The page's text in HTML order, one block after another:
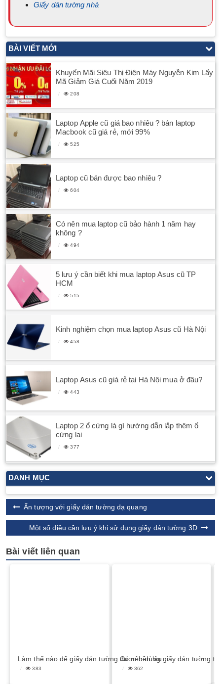
Giấy dán tường nhà
BÀI VIẾT MỚI
Khuyến Mãi Siêu Thị Điện Máy Nguyễn Kim Lấy
Mã Giảm Giá Cuối Năm 2019
208
Laptop Apple cũ giá bao nhiêu ? bán laptop
Macbook cũ giá rẻ, mới 99%
525
Laptop cũ bán được bao nhiêu ?
604
Có nên mua laptop cũ bảo hành 1 năm hay
không ?
494
5 lưu ý cần biết khi mua laptop Asus cũ TP
HCM
515
Kinh nghiệm chọn mua laptop Asus cũ Hà Nội
458
Laptop Asus cũ giá rẻ tại Hà Nội mua ở đâu?
443
Laptop 2 ổ cứng là gì hướng dẫn lắp thêm ổ
cứng lai
377
DANH MỤC
Ấn tượng với giấy dán tường dạ quang
Một số điều cần lưu ý khi sử dụng giấy dán tường 3D
Bài viết liên quan
Làm thế nào để giấy dán tường được bền lâu
383
Có nên dùng giấy dán tường
362